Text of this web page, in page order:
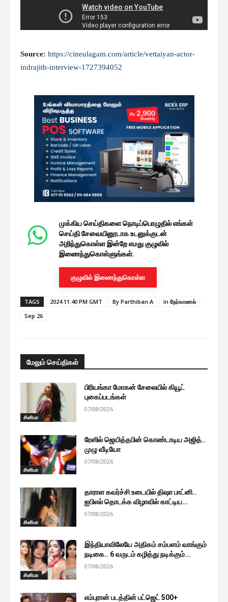
Source: https://cineulagam.com/article/vettaiyan-actor-
indrajith-interview-1727394052
முக்கிய செய்திகளை நொடிப்பொழுதில் எங்கள்
செய்தி சேவையினூடாக உடனுக்குடன்
அறிந்துகொள்ள இன்றே எமது குழுவில்
இணைந்துகொள்ளுங்கள்.
குழுவில் இணைந்துகொள்ள
TAGS 2024 11:40 PM GMT By Parthiban.A
in நேர்காணல்
Sep 26
மேலும் செய்திகள்
சினிமா
பிரியங்கா மோகன் சேலையில் கியூட்
புகைப்படங்கள்
07/08/2026
சினிமா
ரேஸில் ஜெயித்தபின் கொண்டாடிய அஜித்..
முழு வீடியோ
07/08/2026
சினிமா
தாராள கவர்ச்சி உடையில் திஷா பாட்னி..
ஐபிஎல் தொடக்க விழாவில் காட்டிய...
07/08/2026
சினிமா
இந்தியாவிலேயே அதிகம் சம்பளம் வாங்கும்
நடிகை.. 6 வருடம் கழித்து நடிக்கும்...
07/08/2026
எம்புரான் படத்தின் பட்ஜெட் 500+